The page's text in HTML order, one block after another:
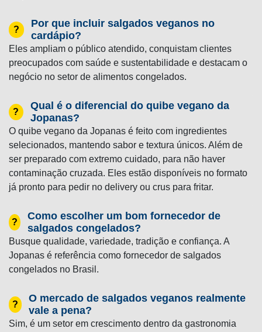
?
Por que incluir salgados veganos no
cardápio?
Eles ampliam o público atendido, conquistam clientes
preocupados com saúde e sustentabilidade e destacam o
negócio no setor de alimentos congelados.
?
Qual é o diferencial do quibe vegano da
Jopanas?
O quibe vegano da Jopanas é feito com ingredientes
selecionados, mantendo sabor e textura únicos. Além de
ser preparado com extremo cuidado, para não haver
contaminação cruzada. Eles estão disponíveis no formato
já pronto para pedir no delivery ou crus para fritar.
?
Como escolher um bom fornecedor de
salgados congelados?
Busque qualidade, variedade, tradição e confiança. A
Jopanas é referência como fornecedor de salgados
congelados no Brasil.
?
O mercado de salgados veganos realmente
vale a pena?
Sim, é um setor em crescimento dentro da gastronomia